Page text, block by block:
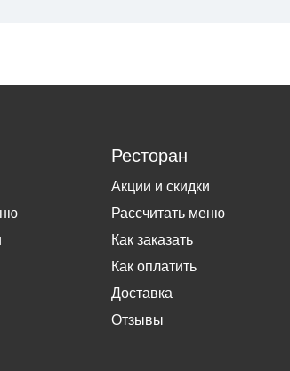
Ресторан
Акции и скидки
Рассчитать меню
Как заказать
Как оплатить
Доставка
Отзывы